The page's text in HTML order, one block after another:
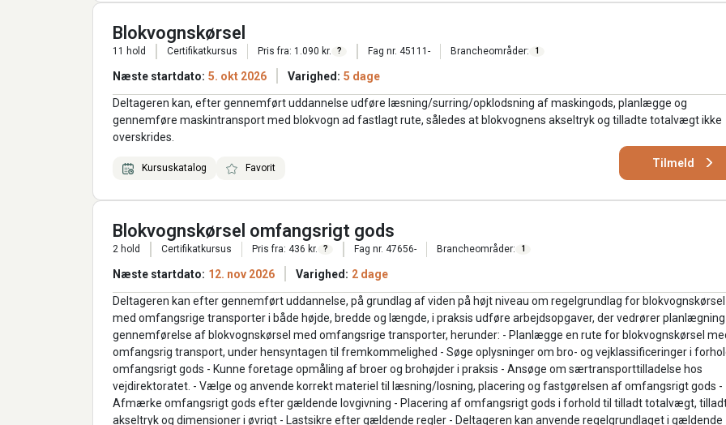
Blokvognskørsel
11 hold Certifikatkursus Pris fra: 1.090 kr. ? Fag nr. 45111- Brancheområder: 1
Næste startdato: 5. okt 2026 Varighed: 5 dage
Deltageren kan, efter gennemført uddannelse udføre læsning/surring/opklodsning af maskingods, planlægge og
gennemføre maskintransport med blokvogn ad fastlagt rute, således at blokvognens akseltryk og tilladte totalvægt ikke
overskrides.
Kursuskatalog Favorit Tilmeld
Blokvognskørsel omfangsrigt gods
2 hold Certifikatkursus Pris fra: 436 kr. ? Fag nr. 47656- Brancheområder: 1
Næste startdato: 12. nov 2026 Varighed: 2 dage
Deltageren kan efter gennemført uddannelse, på grundlag af viden på højt niveau om regelgrundlag for blokvognskørsel
med omfangsrige transporter i både højde, bredde og længde, i praksis udføre arbejdsopgaver, der vedrører
gennemførelse af blokvognskørsel med omfangsrige transporter, herunder: - Planlægge en rute for blokvognskørsel
omfangsrig transport, under hensyntagen til fremkommelighed - Søge oplysninger om bro- og vejklassificeringer i
omfangsrigt gods - Kunne foretage opmåling af broer og brohøjder i praksis - Ansøge om særtransporttilladelse hos
vejdirektoratet. - Vælge og anvende korrekt materiel til læsning/losning, placering og fastgørelsen af omfangsrigt gods -
Afmærke omfangsrigt gods efter gældende lovgivning - Placering af omfangsrigt gods i forhold til tilladt totalvægt,
akseltryk og dimensioner i øvrigt - Lastsikre efter gældende regler - Deltageren kan anvende regelgrundlaget i gældende